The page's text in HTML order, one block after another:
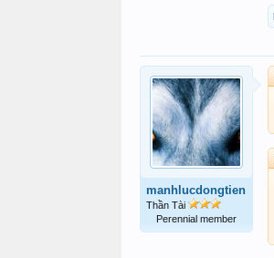
manhlucdongtien
Thần Tài
Perennial member